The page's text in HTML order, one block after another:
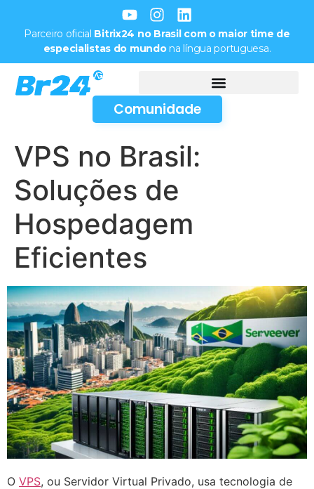
Parceiro oficial Bitrix24 no Brasil com o maior time de
especialistas do mundona língua portuguesa.
Comunidade
VPS no Brasil:
Soluções de
Hospedagem
Eficientes
O VPS, ou Servidor Virtual Privado, usa tecnologia de